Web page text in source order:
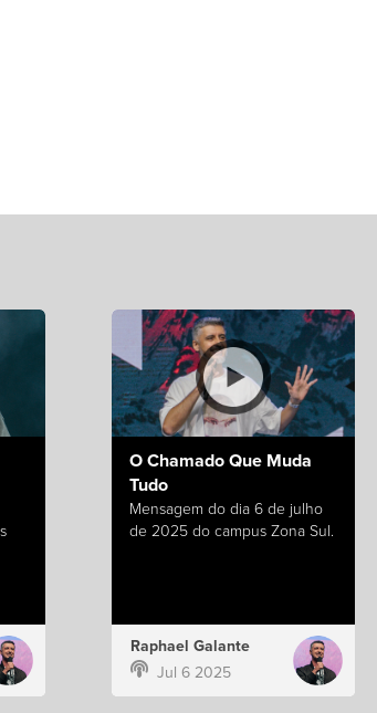
O Chamado Que Muda
Tudo
Mensagem do dia 6 de julho
de 2025 do campus Zona Sul.
Raphael Galante
Jul 6 2025